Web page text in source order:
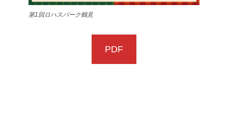
第1回ロハスパーク鶴見
PDF